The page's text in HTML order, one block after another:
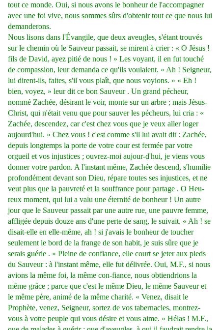
tout ce monde. Oui, si nous avons le bonheur de l'accompagner
avec une foi vive, nous sommes sûrs d'obtenir tout ce que nous lui
demanderons.
Nous lisons dans l'Évangile, que deux aveugles, s'étant trouvés
sur le chemin où le Sauveur passait, se mirent à crier : « O Jésus !
fils de David, ayez pitié de nous ! » Les voyant, il en fut touché
de compassion, leur demanda ce qu'ils voulaient. « Ah ! Seigneur,
lui dirent-ils, faites, s'il vous plaît, que nous voyions. » « Eh !
bien, voyez, » leur dit ce bon Sauveur . Un grand pécheur,
nommé Zachée, désirant le voir, monte sur un arbre ; mais Jésus-
Christ, qui n'était venu que pour sauver les pécheurs, lui cria : «
Zachée, descendez, car c'est chez vous que je veux aller loger
aujourd'hui. » Chez vous ! c'est comme s'il lui avait dit : Zachée,
depuis longtemps la porte de votre cour est fermée par votre
orgueil et vos injustices ; ouvrez-moi aujour-d'hui, je viens vous
donner votre pardon. A l'instant même, Zachée descend, s'humilie
profondément devant son Dieu, répare toutes ses injustices, et ne
veut plus que la pauvreté et la souffrance pour partage . O Heu-
reux moment, qui lui a valu une éternité de bonheur ! Un autre
jour que le Sauveur passait par une autre rue, une pauvre femme,
affligée depuis douze ans d'une perte de sang, le suivait. « Ah ! se
disait-elle en elle-même, ah ! si j'avais le bonheur de toucher
seulement le bord de la frange de son habit, je suis sûre que je
serais guérie . » Pleine de confiance, elle court se jeter aux pieds
du Sauveur : à l'instant même, elle fut délivrée. Oui, M.F., si nous
avions la même foi, la même con-fiance, nous obtiendrions la
même grâce ; parce que c'est le même Dieu, le même Sauveur et
le même père, animé de la même charité. « Venez, disait le
Prophète, venez, Seigneur, sortez de vos tabernacles, montrez-
vous à votre peuple qui vous désire et vous aime. » Hélas ! M.F.,